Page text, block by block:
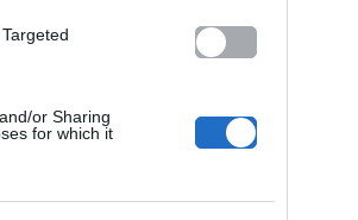
or Sharing
for which it